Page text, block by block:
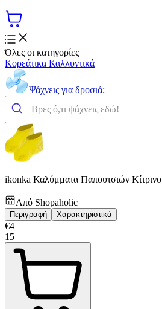
Όλες οι κατηγορίες
Κορεάτικα Καλλυντικά
Ψάχνεις για δροσιά;
ikonka Καλύμματα Παπουτσιών Κίτρινο
Από Shopaholic
Περιγραφή Χαρακτηριστικά
€4
15